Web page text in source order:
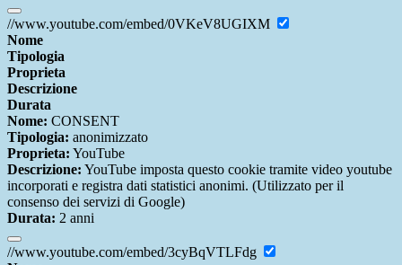
//www.youtube.com/embed/0VKeV8UGIXM
Nome
Tipologia
Proprieta
Descrizione
Durata
Nome: CONSENT
Tipologia: anonimizzato
Proprieta: YouTube
Descrizione: YouTube imposta questo cookie tramite video youtube
incorporati e registra dati statistici anonimi. (Utilizzato per il
consenso dei servizi di Google)
Durata: 2 anni
//www.youtube.com/embed/3cyBqVTLFdg